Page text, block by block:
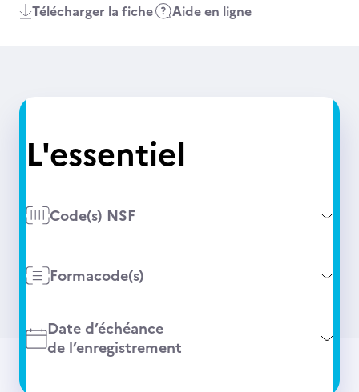
Télécharger la fiche Aide en ligne
L'essentiel
Code(s) NSF
Formacode(s)
Date d’échéance
de l’enregistrement